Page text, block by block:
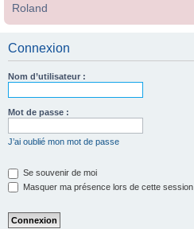
Roland
Connexion
Nom d’utilisateur :
Mot de passe :
J’ai oublié mon mot de passe
Se souvenir de moi
Masquer ma présence lors de cette session